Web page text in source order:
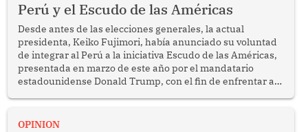
Perú y el Escudo de las Américas
Desde antes de las elecciones generales, la actual
presidenta, Keiko Fujimori, había anunciado su voluntad
de integrar al Perú a la iniciativa Escudo de las Américas,
presentada en marzo de este año por el mandatario
estadounidense Donald Trump, con el fin de enfrentar al
OPINION